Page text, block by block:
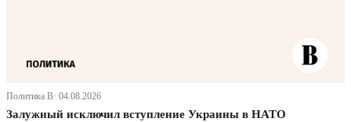
Политика В· 04.08.2026
Залужный исключил вступление Украины в НАТО